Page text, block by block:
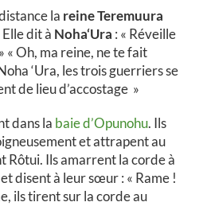
la reine Teremuura
dit à Noha‘Ura : « Réveille
« Oh, ma reine, ne te fait
‘Ura, les trois guerriers se
de lieu d’accostage »
dans la baie d’Opunohu. Ils
et attrapent au
Rôtui. Ils amarrent la corde à
disent à leur sœur : « Rame !
ils tirent sur la corde au